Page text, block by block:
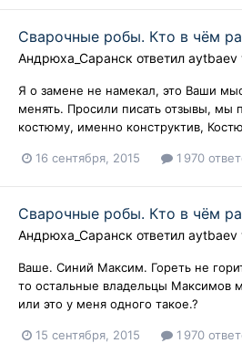
Сварочные робы. Кто в чём
Андрюха_Саранск ответил aytbaev
Я о замене не намекал, это Ваши
менять. Просили писать отзывы, мы
костюму, именно конструктив,
16 сентября, 2015 1 970
Сварочные робы. Кто в чём
Андрюха_Саранск ответил aytbaev
Ваше. Синий Максим. Гореть не
то остальные владельцы Максимов
или это у меня одного такое.?
15 сентября, 2015 1 970